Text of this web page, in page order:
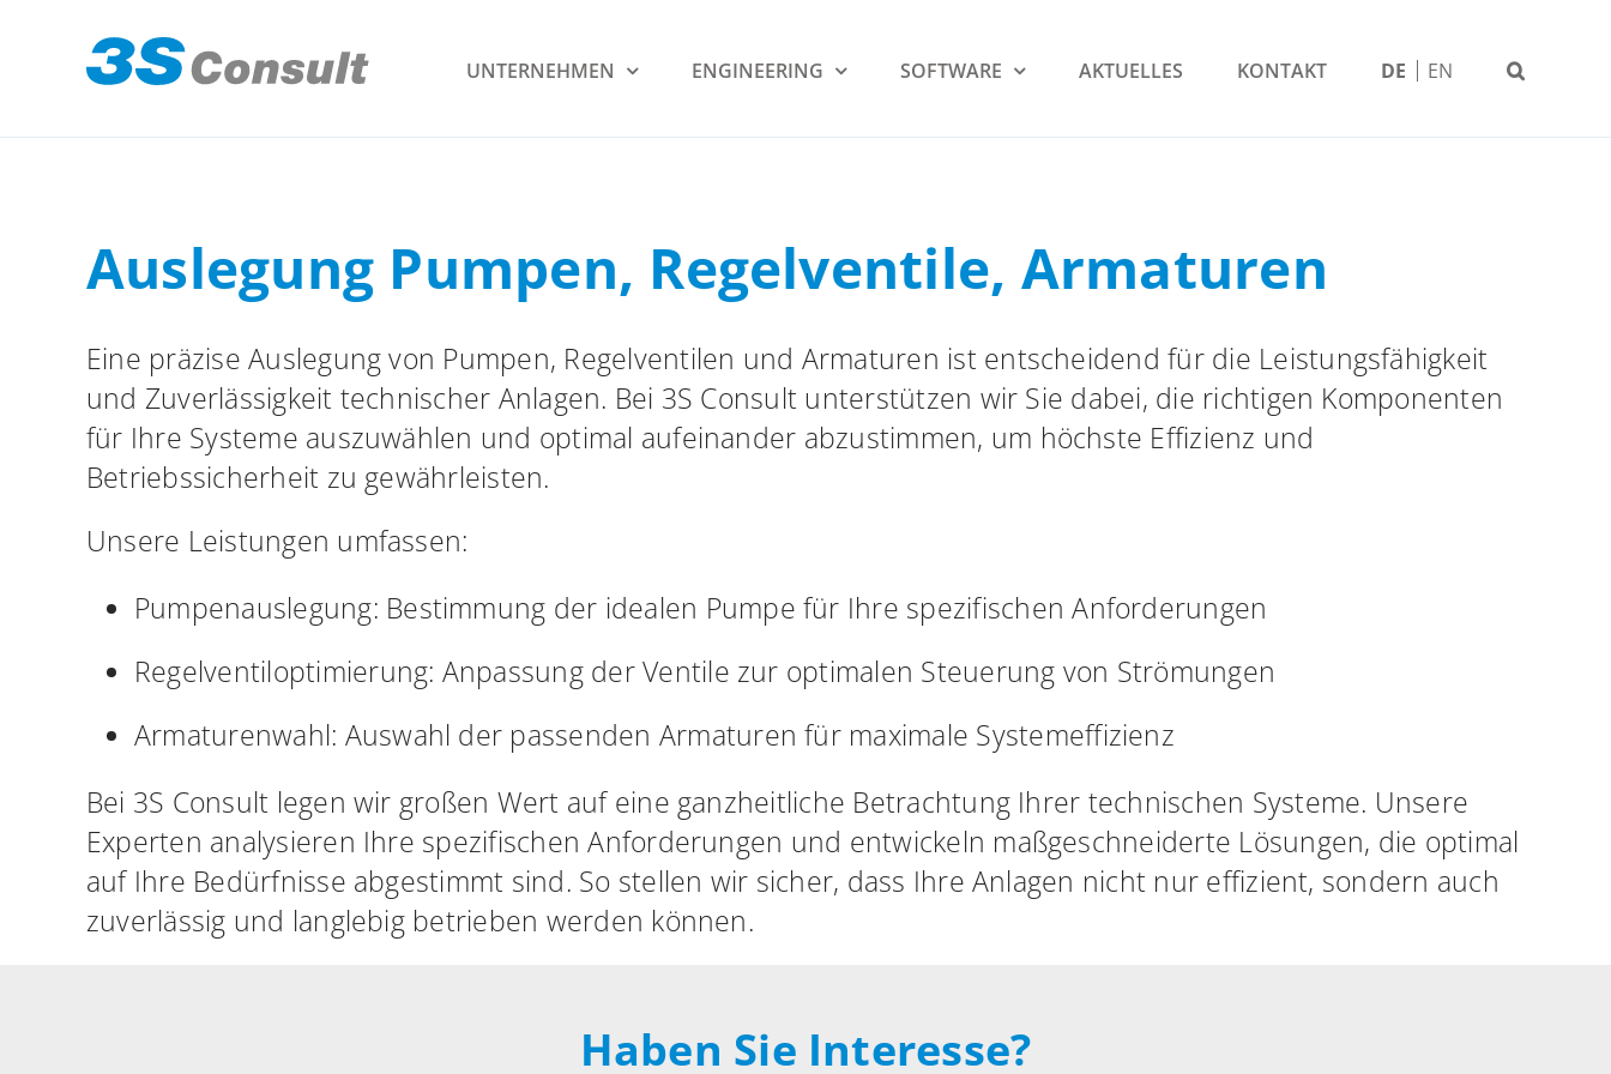
UNTERNEHMEN ENGINEERING SOFTWARE AKTUELLES KONTAKT DE EN
Auslegung Pumpen, Regelventile, Armaturen
Eine präzise Auslegung von Pumpen, Regelventilen und Armaturen ist entscheidend für die Leistungsfähigkeit
und Zuverlässigkeit technischer Anlagen. Bei 3S Consult unterstützen wir Sie dabei, die richtigen Komponenten
für Ihre Systeme auszuwählen und optimal aufeinander abzustimmen, um höchste Effizienz und
Betriebssicherheit zu gewährleisten.
Unsere Leistungen umfassen:
Pumpenauslegung: Bestimmung der idealen Pumpe für Ihre spezifischen Anforderungen
Regelventiloptimierung: Anpassung der Ventile zur optimalen Steuerung von Strömungen
Armaturenwahl: Auswahl der passenden Armaturen für maximale Systemeffizienz
Bei 3S Consult legen wir großen Wert auf eine ganzheitliche Betrachtung Ihrer technischen Systeme. Unsere
Experten analysieren Ihre spezifischen Anforderungen und entwickeln maßgeschneiderte Lösungen, die optimal
auf Ihre Bedürfnisse abgestimmt sind. So stellen wir sicher, dass Ihre Anlagen nicht nur effizient, sondern auch
zuverlässig und langlebig betrieben werden können.
Haben Sie Interesse?